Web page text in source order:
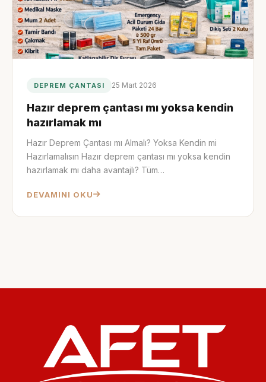
DEPREM ÇANTASI 25 Mart 2026
Hazır deprem çantası mı yoksa kendin
hazırlamak mı
Hazır Deprem Çantası mı Almalı? Yoksa Kendin mi
Hazırlamalısın Hazır deprem çantası mı yoksa kendin
hazırlamak mı daha avantajlı? Tüm…
DEVAMINI OKU